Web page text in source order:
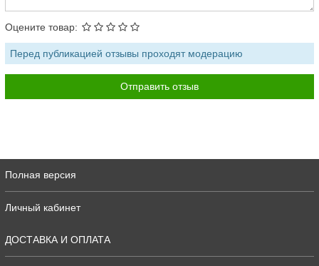
Оцените товар:
Перед публикацией отзывы проходят модерацию
Полная версия
Личный кабинет
ДОСТАВКА И ОПЛАТА